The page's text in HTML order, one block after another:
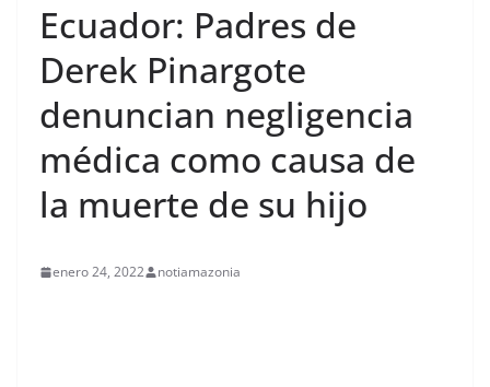
Ecuador: Padres de
Derek Pinargote
denuncian negligencia
médica como causa de
la muerte de su hijo
enero 24, 2022 notiamazonia